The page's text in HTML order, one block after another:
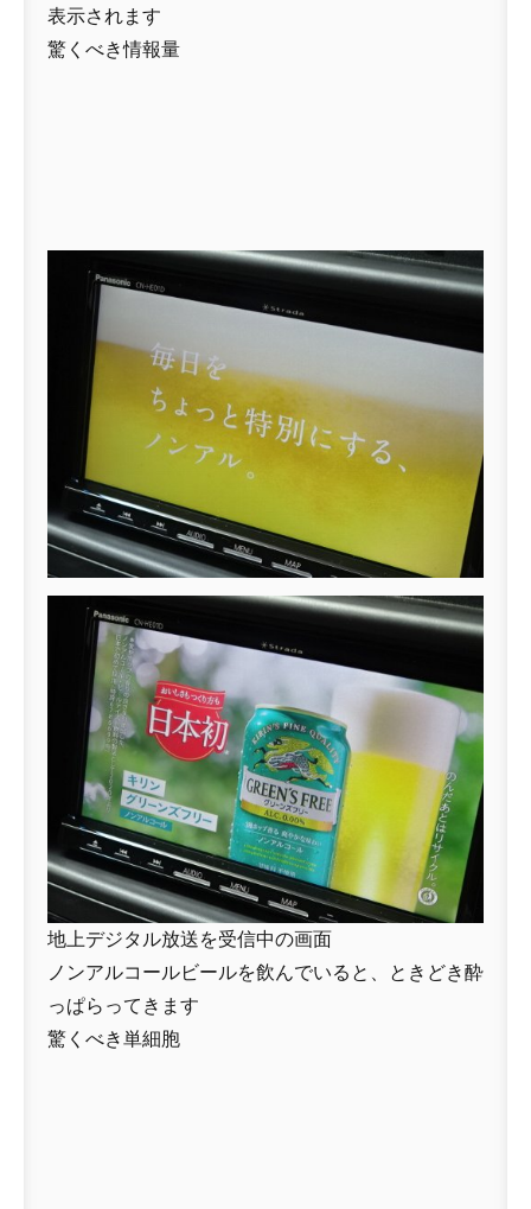
表示されます
驚くべき情報量
地上デジタル放送を受信中の画面
ノンアルコールビールを飲んでいると、ときどき酔
っぱらってきます
驚くべき単細胞